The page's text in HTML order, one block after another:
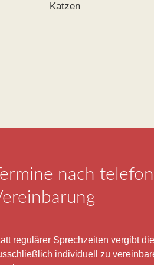
Katzen
Termine nach
regulärer Sprechzeiten vergibt
individuell zu